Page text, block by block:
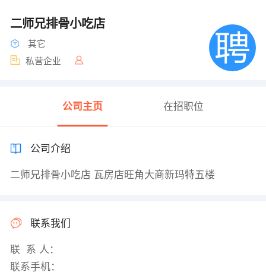
二师兄排骨小吃店
其它
私营企业
公司主页 在招职位
公司介绍
二师兄排骨小吃店 瓦房店旺角大商新玛特五楼
联系我们
联 系 人：
联系手机：